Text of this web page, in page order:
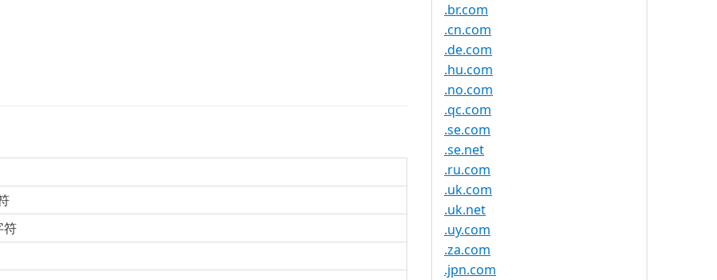
符
.br.com
.cn.com
.de.com
.hu.com
.no.com
.qc.com
.se.com
.se.net
.ru.com
.uk.com
.uk.net
.uy.com
.za.com
.jpn.com